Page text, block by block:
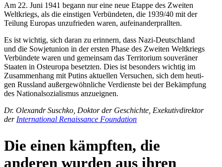
Am 22. Juni 1941 begann nur eine neue Etappe des Zweiten
Welt­kriegs, als die eins­ti­gen Ver­bün­de­ten, die 1939/​40 mit der
Teilung Europas unzu­frie­den waren, aufeinanderprallten.
Es ist wichtig, sich daran zu erin­nern, dass Nazi-Deutsch­land
und die Sowjet­union in der ersten Phase des Zweiten Welt­kriegs
Ver­bün­dete waren und gemein­sam das Ter­ri­to­rium sou­ve­rä­ner
Staaten in Ost­eu­ropa besetz­ten. Dies ist beson­ders wichtig im
Zusam­men­hang mit Putins aktu­el­len Ver­su­chen, sich dem heu­ti­
gen Russ­land außer­ge­wöhn­li­che Ver­dienste bei der Bekämp­fung
des Natio­nal­so­zia­lis­mus anzueignen.
Dr. Olex­andr Suschko, Doktor der Geschichte, Exe­ku­tiv­di­rek­tor
der Inter­na­tio­nal Renais­sance Foundation
Die einen kämpf­ten, die
anderen wurden aus ihren